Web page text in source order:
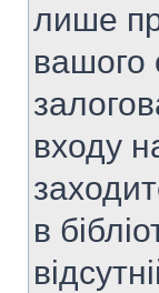
лише
вашого
входу
в